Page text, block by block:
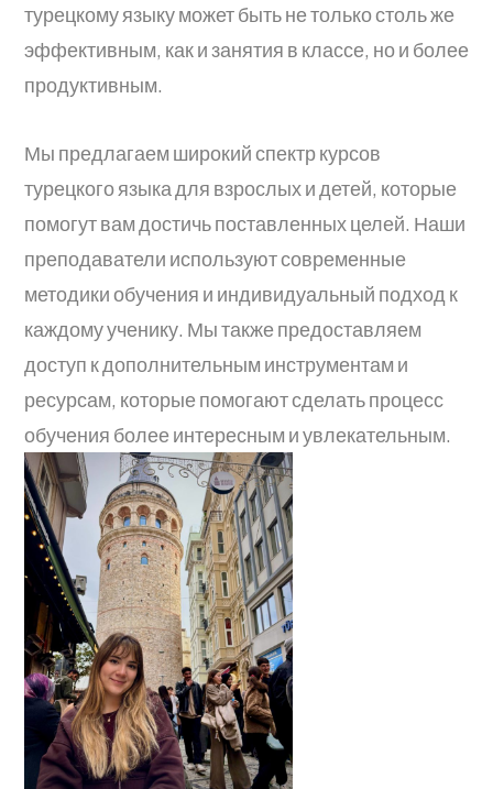
турецкому языку может быть не только столь же
эффективным, как и занятия в классе, но и более
продуктивным.
Мы предлагаем широкий спектр курсов
турецкого языка для взрослых и детей, которые
помогут вам достичь поставленных целей. Наши
преподаватели используют современные
методики обучения и индивидуальный подход к
каждому ученику. Мы также предоставляем
доступ к дополнительным инструментам и
ресурсам, которые помогают сделать процесс
обучения более интересным и увлекательным.